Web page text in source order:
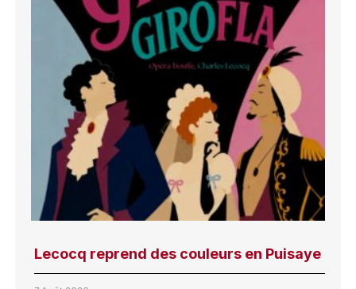
Lecocq reprend des couleurs en Puisaye